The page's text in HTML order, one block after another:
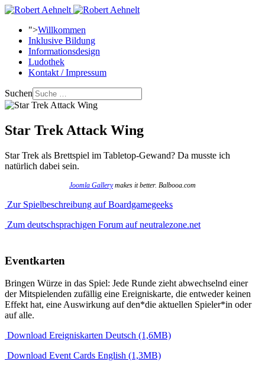
">Willkommen
Inklusive Bildung
Informationsdesign
Ludothek
Kontakt / Impressum
Suchen
Star Trek Attack Wing
Star Trek als Brettspiel im Tabletop-Gewand? Da musste ich
natürlich dabei sein.
Joomla Gallerymakes it better. Balbooa.com
Zur Spielbeschreibung auf Boardgamegeeks
Zum deutschsprachigen Forum auf neutralezone.net
Eventkarten
Bringen Würze in das Spiel: Jede Runde zieht abwechselnd einer
der Mitspielenden zufällig eine Ereigniskarte, die entweder keinen
Effekt hat, eine Auswirkung auf den*die aktuellen Spieler*in oder
auf alle.
Download Ereigniskarten Deutsch (1,6MB)
Download Event Cards English (1,3MB)